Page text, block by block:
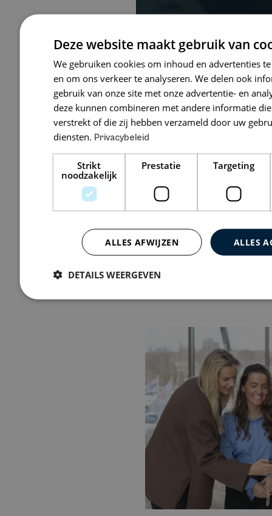
o3
Noorderpoort
Bekijk 0 vacatures
Deze website maakt gebruik van
We gebruiken cookies om inhoud en advertenties
en om ons verkeer te analyseren. We delen ook
gebruik van onze site met onze advertentie- en
deze kunnen combineren met andere informatie
verstrekt of die zij hebben verzameld door uw
diensten. Privacybeleid
Strikt
noodzakelijk
Prestatie Targeting
ALLES
ALLES AFWIJZEN
DETAILS WEERGEVEN